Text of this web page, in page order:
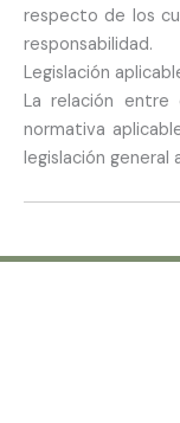
respecto de los
responsabilidad.
Legislación
La relación
normativa
legislación general